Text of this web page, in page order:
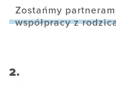
Zostańmy
współpracy z
2.